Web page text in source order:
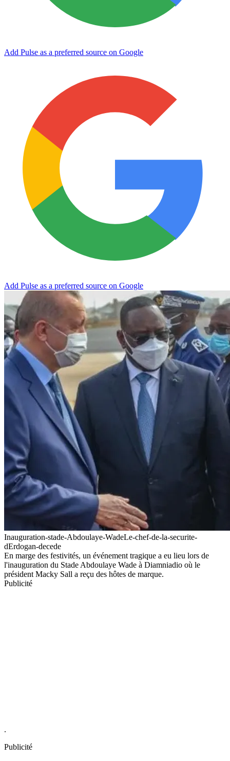
Add Pulse as a preferred source on Google
Add Pulse as a preferred source on Google
Inauguration-stade-Abdoulaye-WadeLe-chef-de-la-securite-
dErdogan-decede
En marge des festivités, un événement tragique a eu lieu lors de
l'inauguration du Stade Abdoulaye Wade à Diamniadio où le
président Macky Sall a reçu des hôtes de marque.
Publicité
.
Publicité